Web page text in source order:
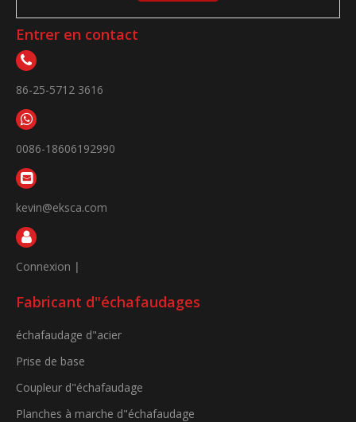
Entrer en contact
86-25-5712 3616
0086-18606192990
kevin@eksca.com
Connexion |
Fabricant d"échafaudages
échafaudage d"acier
Prise de base
Coupleur d"échafaudage
Planches à marche d"échafaudage